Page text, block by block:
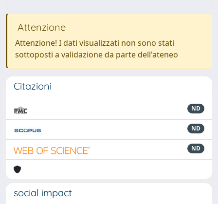
Attenzione
Attenzione! I dati visualizzati non sono stati
sottoposti a validazione da parte dell'ateneo
Citazioni
ND
ND
ND
social impact